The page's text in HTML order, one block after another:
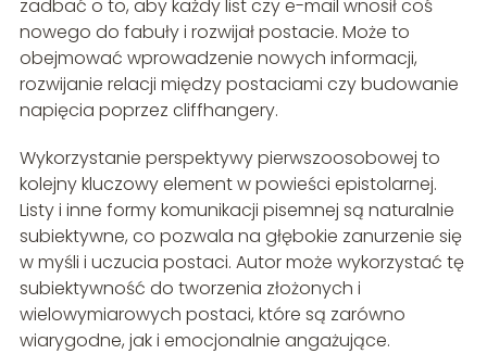
zadbać o to, aby każdy list czy e-mail wnosił coś
nowego do fabuły i rozwijał postacie. Może to
obejmować wprowadzenie nowych informacji,
rozwijanie relacji między postaciami czy budowanie
napięcia poprzez cliffhangery.
Wykorzystanie perspektywy pierwszoosobowej to
kolejny kluczowy element w powieści epistolarnej.
Listy i inne formy komunikacji pisemnej są naturalnie
subiektywne, co pozwala na głębokie zanurzenie się
w myśli i uczucia postaci. Autor może wykorzystać tę
subiektywność do tworzenia złożonych i
wielowymiarowych postaci, które są zarówno
wiarygodne, jak i emocjonalnie angażujące.